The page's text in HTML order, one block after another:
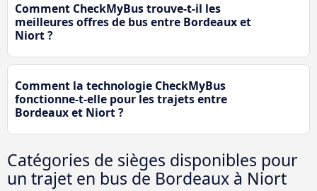
Comment CheckMyBus trouve-t-il les
meilleures offres de bus entre Bordeaux et
Niort ?
Comment la technologie CheckMyBus
fonctionne-t-elle pour les trajets entre
Bordeaux et Niort ?
Catégories de sièges disponibles pour
un trajet en bus de Bordeaux à Niort